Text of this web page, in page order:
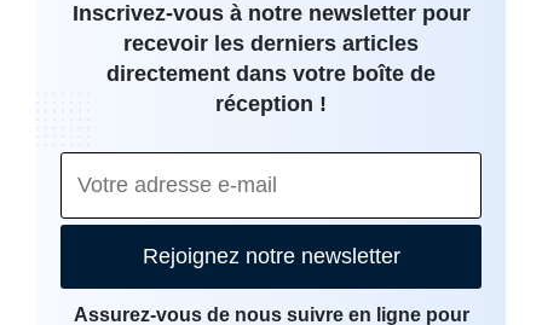
Inscrivez-vous à notre newsletter pour
recevoir les derniers articles
directement dans votre boîte de
réception !
Rejoignez notre newsletter
Assurez-vous de nous suivre en ligne pour